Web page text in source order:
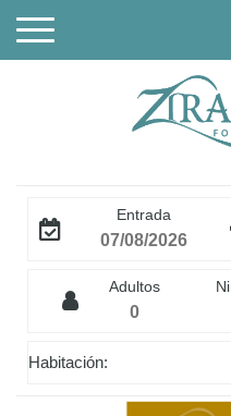
Entrada
Adultos
Habitación: